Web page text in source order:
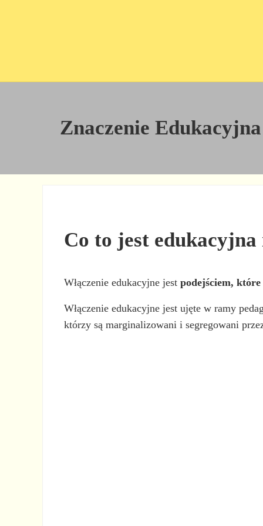
Znaczenie
Co to jest
Włączenie edukacyjne jestpodejściem,
Włączenie edukacyjne jest ujęte w ramy
którzy są marginalizowani i segregowani